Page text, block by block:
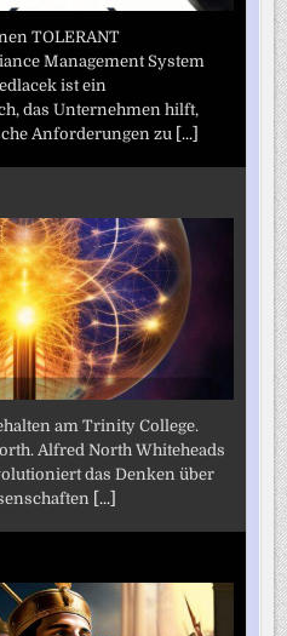
TOLERANT
Management System
ist ein
das Unternehmen hilft,
Anforderungen zu [...]
am Trinity College.
Alfred North Whiteheads
das Denken über
[...]